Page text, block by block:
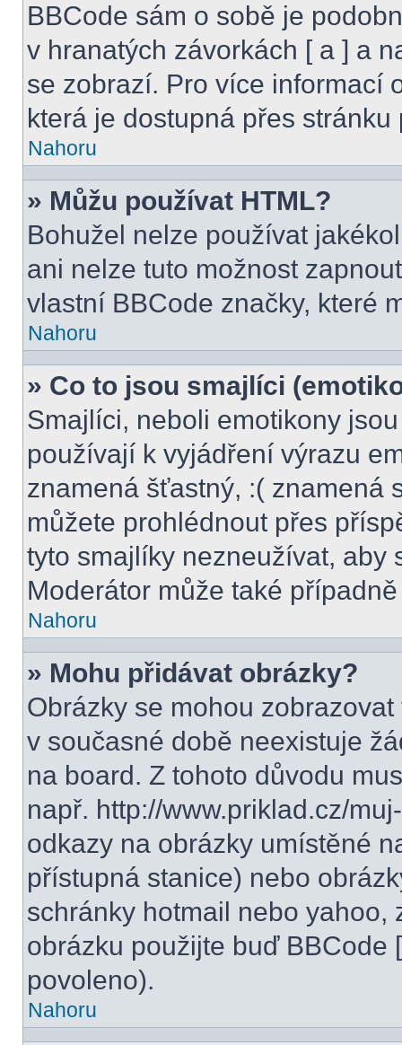
BBCode sám o sobě je
v hranatých závorkách [ a ] a
se zobrazí. Pro více informací
která je dostupná přes stránku
Nahoru
» Můžu používat HTML?
Bohužel nelze používat
ani nelze tuto možnost
vlastní BBCode značky, které
Nahoru
» Co to jsou smajlíci
Smajlíci, neboli emotikony
používají k vyjádření výrazu
znamená šťastný, :( znamená
můžete prohlédnout přes
tyto smajlíky nezneužívat, aby
Moderátor může také
Nahoru
» Mohu přidávat obrázky?
Obrázky se mohou
v současné době neexistuje
na board. Z tohoto důvodu
např. http://www.priklad.cz/
odkazy na obrázky umístěné
přístupná stanice) nebo
schránky hotmail nebo yahoo,
obrázku použijte buď BBCode
povoleno).
Nahoru